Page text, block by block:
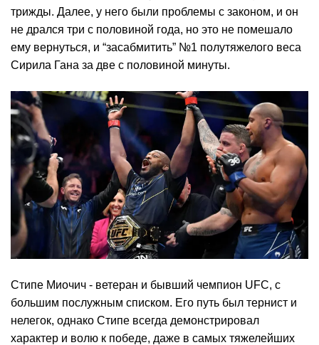
трижды. Далее, у него были проблемы с законом, и он
не дрался три с половиной года, но это не помешало
ему вернуться, и “засабмитить” №1 полутяжелого веса
Сирила Гана за две с половиной минуты.
Стипе Миочич - ветеран и бывший чемпион UFC, с
большим послужным списком. Его путь был тернист и
нелегок, однако Стипе всегда демонстрировал
характер и волю к победе, даже в самых тяжелейших